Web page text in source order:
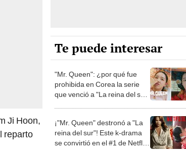
Ji Hoon,
reparto
Te puede interesar
"Mr. Queen": ¿por qué fue
prohibida en Corea la serie
que venció a "La reina del sur"
¡"Mr. Queen" destronó a "La
reina del sur"! Este k-drama
se convirtió en el #1 de Netflix